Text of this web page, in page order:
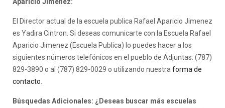
El Director actual de la escuela publica Rafael Aparicio Jimenez
es Yadira Cintron. Si deseas comunicarte con la Escuela Rafael
Aparicio Jimenez (Escuela Publica) lo puedes hacer a los
siguientes números telefónicos en el pueblo de Adjuntas: (787)
829-3890 o al (787) 829-0029 o utilizando nuestra forma de
contacto
Búsquedas Adicionales: ¿Deseas buscar más escuelas